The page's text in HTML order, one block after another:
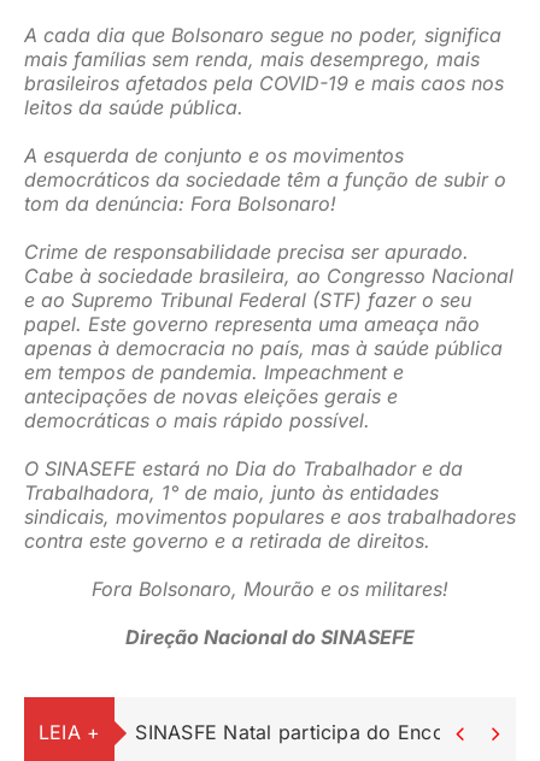
A cada dia que Bolsonaro segue no poder, significa
mais famílias sem renda, mais desemprego, mais
brasileiros afetados pela COVID-19 e mais caos nos
leitos da saúde pública.
A esquerda de conjunto e os movimentos
democráticos da sociedade têm a função de subir o
tom da denúncia: Fora Bolsonaro!
Crime de responsabilidade precisa ser apurado.
Cabe à sociedade brasileira, ao Congresso Nacional
e ao Supremo Tribunal Federal (STF) fazer o seu
papel. Este governo representa uma ameaça não
apenas à democracia no país, mas à saúde pública
em tempos de pandemia. Impeachment e
antecipações de novas eleições gerais e
democráticas o mais rápido possível.
O SINASEFE estará no Dia do Trabalhador e da
Trabalhadora, 1° de maio, junto às entidades
sindicais, movimentos populares e aos trabalhadores
contra este governo e a retirada de direitos.
Fora Bolsonaro, Mourão e os militares!
Direção Nacional do SINASEFE
LEIA + SINASFE Natal participa do Encontro
 